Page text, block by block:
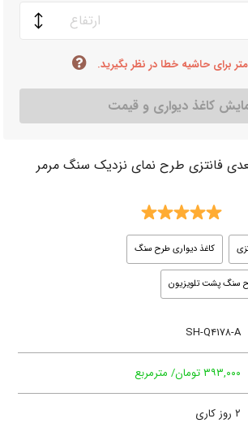
کاغذ دیواری و قیمت
فانتزی طرح نمای نزدیک سنگ مرمر
کاغذ دیواری طرح سنگ
سنگ پشت تلویزیون
SH-Q۴۱۷۸-A
۳۹۳,۰۰۰ تومان/ مترمربع
۲ روز کاری